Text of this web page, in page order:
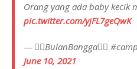
Orang yang ada baby kecik
pic.twitter.com/yjFL7geQwK
— 🏳️‍🌈BulanBangga🏳️‍🌈
June 10, 2021